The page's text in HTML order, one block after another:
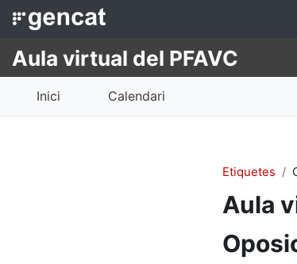
Ves al contingut principal
Aula virtual del PFAVC
Inici Calendari
Etiquetes
Aula